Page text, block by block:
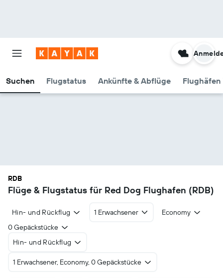
Suchen Flugstatus Ankünfte & Abflüge Flughäfen
RDB
Flüge & Flugstatus für Red Dog Flughafen (RDB)
Hin- und Rückflug 1 Erwachsener
Economy
0 Gepäckstücke
Hin- und Rückflug
1 Erwachsener, Economy, 0 Gepäckstücke